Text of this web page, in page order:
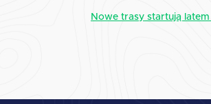
Nowe trasy startują